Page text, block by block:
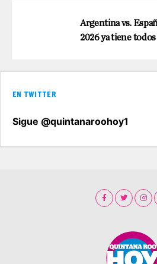
Argentina vs.
2026 ya tiene
EN TWITTER
Sigue @quintanaroohoy1